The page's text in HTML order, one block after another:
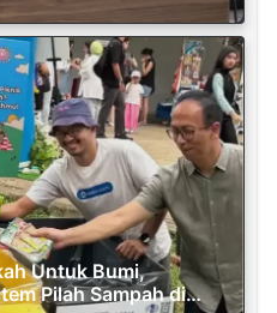
Untuk Bumi,
Pilah Sampah di